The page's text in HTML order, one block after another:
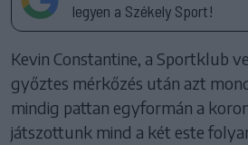
legyen a Székely Sport!
Kevin Constantine, a Sportklub
győztes mérkőzés után azt
mindig pattan egyformán a
játszottunk mind a két este